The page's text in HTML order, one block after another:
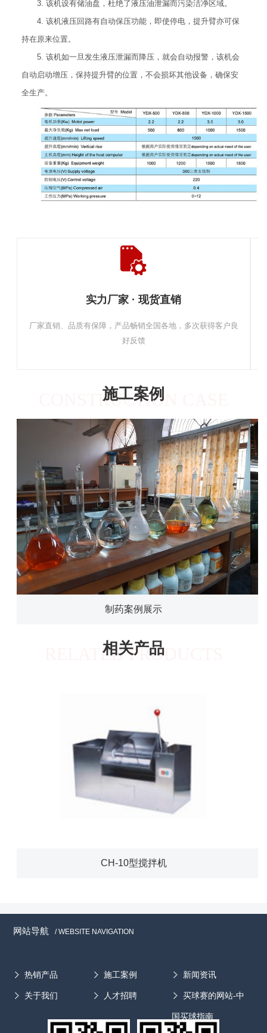
3. 该机设有储油盘，杜绝了液压油泄漏而污染洁净区域。
4. 该机液压回路有自动保压功能，即使停电，提升臂亦可保
持在原来位置。
5. 该机如一旦发生液压泄漏而降压，就会自动报警，该机会
自动启动增压，保持提升臂的位置，不会损坏其他设备，确保安
全生产。
实力厂家 · 现货直销
厂家直销、品质有保障，产品畅销全国各地，多次获得客户良
好反馈
施工案例
CONSTRUCTION CASE
制药案例展示
相关产品
RELATED PRODUCTS
CH-10型搅拌机
网站导航 / WEBSITE NAVIGATION
热销产品 施工案例 新闻资讯
关于我们 人才招聘 买球赛的网站-中
国买球指南